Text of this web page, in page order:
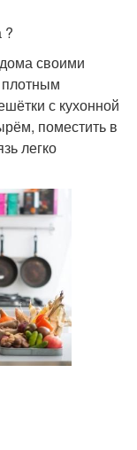
?
своими
с кухонной
поместить в
легко